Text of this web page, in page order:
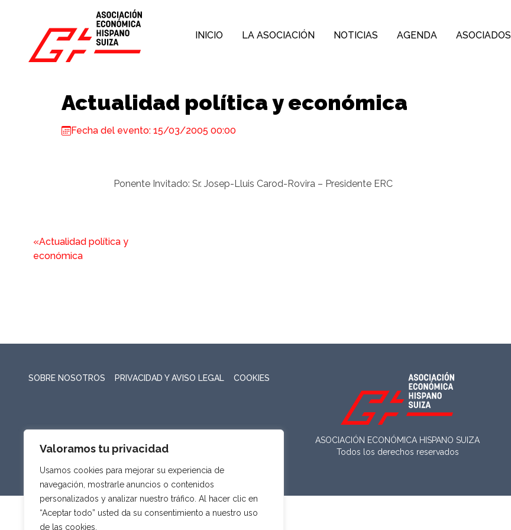
Valoramos tu privacidad
Usamos cookies para mejorar su experiencia de
navegación, mostrarle anuncios o contenidos
personalizados y analizar nuestro tráfico. Al hacer clic en
“Aceptar todo” usted da su consentimiento a nuestro uso
de las cookies.
INICIO LA ASOCIACIÓN NOTICIAS AGENDA ASOCIADOS
Actualidad política y económica
Fecha del evento: 15/03/2005 00:00
Ponente Invitado: Sr. Josep-Lluis Carod-Rovira – Presidente ERC
«Actualidad política y
económica
SOBRE NOSOTROS PRIVACIDAD Y AVISO LEGAL COOKIES
ASOCIACIÓN ECONÓMICA HISPANO SUIZA
Todos los derechos reservados